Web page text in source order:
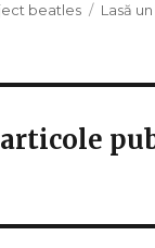
beatles Lasă